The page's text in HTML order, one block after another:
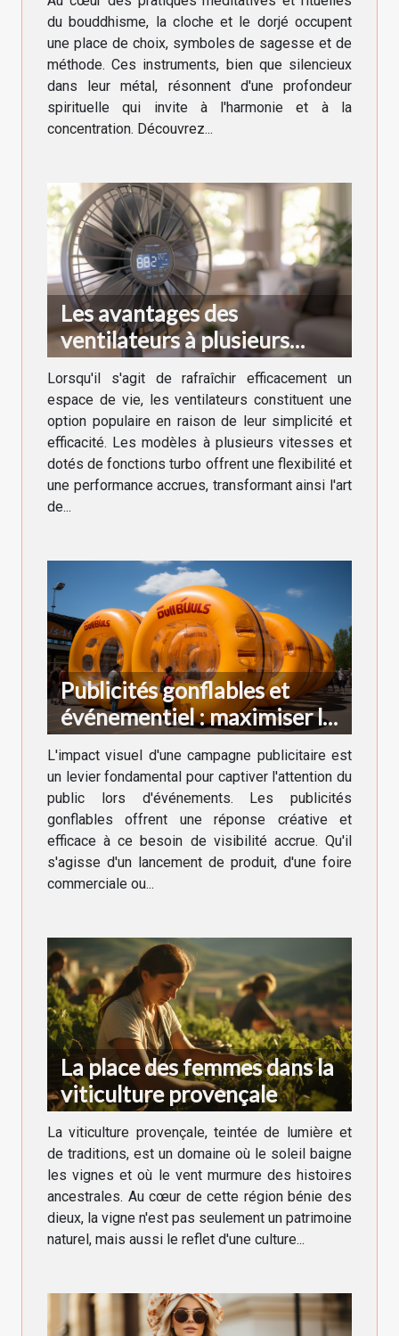
du bouddhisme, la cloche et le dorjé occupent
une place de choix, symboles de sagesse et de
méthode. Ces instruments, bien que silencieux
dans leur métal, résonnent d'une profondeur
spirituelle qui invite à l'harmonie et à la
concentration. Découvrez...
Les avantages des
ventilateurs à plusieurs
vitesses et fonctions turbo
Lorsqu'il s'agit de rafraîchir efficacement un
espace de vie, les ventilateurs constituent une
option populaire en raison de leur simplicité et
efficacité. Les modèles à plusieurs vitesses et
dotés de fonctions turbo offrent une flexibilité et
une performance accrues, transformant ainsi l'art
de...
Publicités gonflables et
événementiel : maximiser la
visibilité
L'impact visuel d'une campagne publicitaire est
un levier fondamental pour captiver l'attention du
public lors d'événements. Les publicités
gonflables offrent une réponse créative et
efficace à ce besoin de visibilité accrue. Qu'il
s'agisse d'un lancement de produit, d'une foire
commerciale ou...
La place des femmes dans la
viticulture provençale
La viticulture provençale, teintée de lumière et
de traditions, est un domaine où le soleil baigne
les vignes et où le vent murmure des histoires
ancestrales. Au cœur de cette région bénie des
dieux, la vigne n'est pas seulement un patrimoine
naturel, mais aussi le reflet d'une culture...